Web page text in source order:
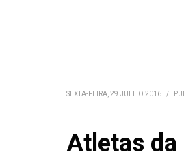
SEXTA-FEIRA, 29 JULHO 2016 /
Atletas da